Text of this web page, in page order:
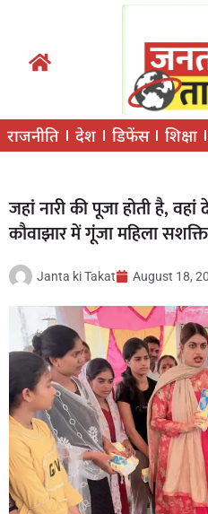
राजनीति देश डिफेंस शिक्षा
जहां नारी की पूजा होती है,
कौवाझार में गूंजा महिला
Janta ki Takat August 18,